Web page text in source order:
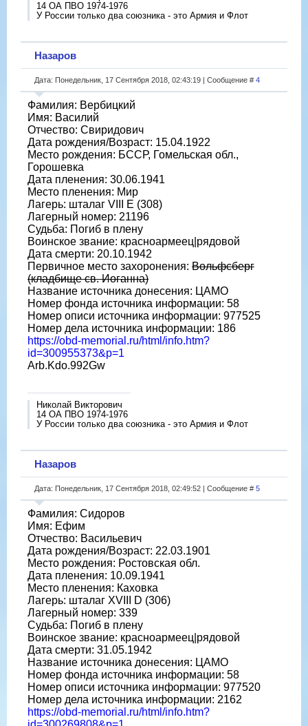
14 ОА ПВО 1974-1976
У России только два союзника - это Армия и Флот
Назаров
Дата: Понедельник, 17 Сентября 2018, 02:43:19 | Сообщение # 4
Фамилия: Вербицкий
Имя: Василий
Отчество: Свиридович
Дата рождения/Возраст: 15.04.1922
Место рождения: БССР, Гомельская обл.,
Горошевка
Дата пленения: 30.06.1941
Место пленения: Мир
Лагерь: шталаг VIII E (308)
Лагерный номер: 21196
Судьба: Погиб в плену
Воинское звание: красноармеец|рядовой
Дата смерти: 20.10.1942
Первичное место захоронения: Вольфсберг
(кладбище св. Иоганна)
Название источника донесения: ЦАМО
Номер фонда источника информации: 58
Номер описи источника информации: 977525
Номер дела источника информации: 186
https://obd-memorial.ru/html/info.htm?
id=300955373&p=1
Arb.Kdo.992Gw
Николай Викторович
14 ОА ПВО 1974-1976
У России только два союзника - это Армия и Флот
Назаров
Дата: Понедельник, 17 Сентября 2018, 02:49:52 | Сообщение # 5
Фамилия: Сидоров
Имя: Ефим
Отчество: Васильевич
Дата рождения/Возраст: 22.03.1901
Место рождения: Ростовская обл.
Дата пленения: 10.09.1941
Место пленения: Каховка
Лагерь: шталаг XVIII D (306)
Лагерный номер: 339
Судьба: Погиб в плену
Воинское звание: красноармеец|рядовой
Дата смерти: 31.05.1942
Название источника донесения: ЦАМО
Номер фонда источника информации: 58
Номер описи источника информации: 977520
Номер дела источника информации: 2162
https://obd-memorial.ru/html/info.htm?